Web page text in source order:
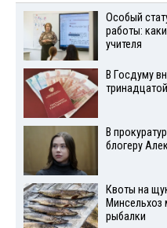
Особый
работы:
учителя
В Госдуму
В
блогеру
Квоты на
Минсельхоз
рыбалки